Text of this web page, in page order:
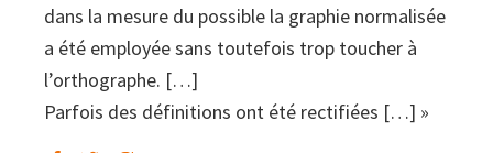
dans la mesure du possible la graphie normalisée
a été employée sans toutefois trop toucher à
l’orthographe. […]
Parfois des définitions ont été rectifiées […] »